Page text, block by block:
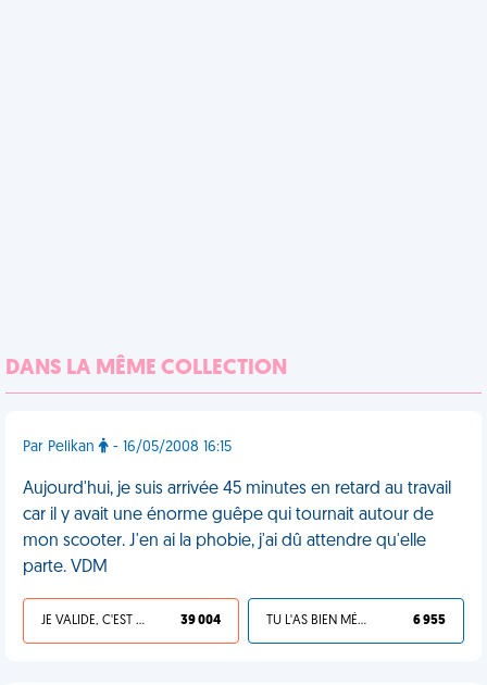
DANS LA MÊME COLLECTION
Par Pelikan - 16/05/2008 16:15
Aujourd'hui, je suis arrivée 45 minutes en retard au travail
car il y avait une énorme guêpe qui tournait autour de
mon scooter. J'en ai la phobie, j'ai dû attendre qu'elle
parte. VDM
JE VALIDE, C'EST UNE VDM 39 004 TU L'AS BIEN MÉRITÉ 6 955